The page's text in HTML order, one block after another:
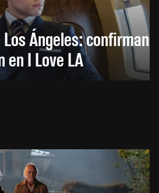
Ángeles: confirman
en I Love LA